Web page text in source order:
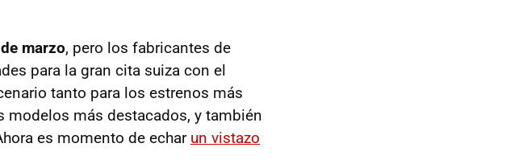
marzo, pero los fabricantes de
para la gran cita suiza con el
tanto para los estrenos más
modelos más destacados, y también
es momento de echar un vistazo